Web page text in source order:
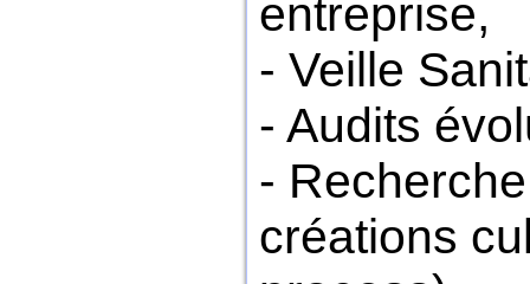
entreprise,
- Veille
- Audits
-
créations